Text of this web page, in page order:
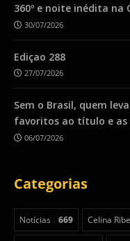
360º e noite inédita na
30/07/2026
Ediçao 288
27/07/2026
Sem o Brasil, quem
favoritos ao título e as
06/07/2026
Categorias
Notícias 669 Celina